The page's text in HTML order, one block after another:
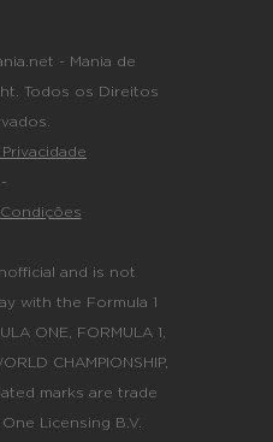
- Mania de
Todos os Direitos
-
and is not
with the Formula 1
ONE, FORMULA 1,
CHAMPIONSHIP,
marks are trade
Licensing B.V.